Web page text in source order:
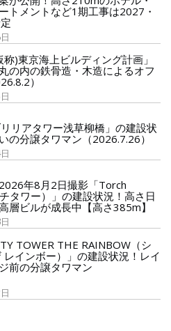
トメントなど1期工事は2027・
)東京海上ビルディング計画」
の内の鉄骨造・木造によるオフ
）
リアタワー浅草柳橋」の建設状
の分譲タワマン（2026.7.26）
2026年8月2日撮影「Torch
タワー）」の建設状況！高さ日
層ビルが成長中【高さ385m】
TOWER THE RAINBOW（シ
レインボー）」の建設状況！レイ
前の分譲タワマン